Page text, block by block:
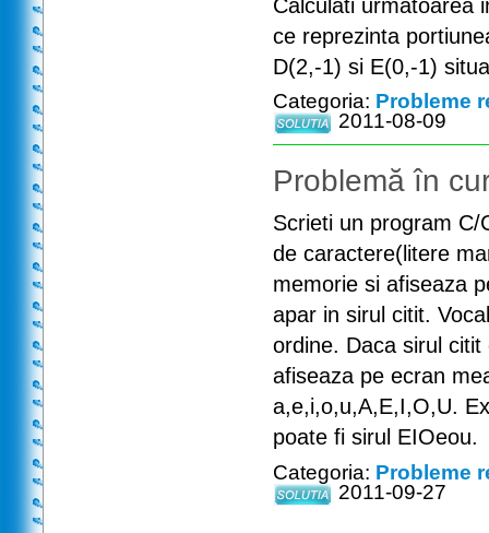
Calculati urmatoarea
ce reprezinta
D(2,-1) si E(0,-1)
Categoria: Probleme
2011-08-09
Problemă în
Scrieti un program
de caractere(litere
memorie si afiseaza
apar in sirul citit.
ordine. Daca sirul
afiseaza pe ecran
a,e,i,o,u,A,E,I,O,U.
poate fi sirul EIOeou.
Categoria: Probleme
2011-09-27